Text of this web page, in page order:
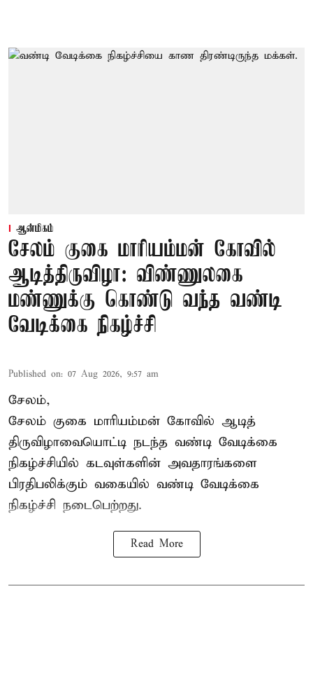
ஆன்மிகம்
சேலம் குகை மாரியம்மன் கோவில்
ஆடித்திருவிழா: விண்ணுலகை
மண்ணுக்கு கொண்டு வந்த வண்டி
வேடிக்கை நிகழ்ச்சி
Published on: 07 Aug 2026, 9:57 am
சேலம்,
சேலம் குகை மாரியம்மன் கோவில் ஆடித்
திருவிழாவையொட்டி நடந்த வண்டி வேடிக்கை
நிகழ்ச்சியில் கடவுள்களின் அவதாரங்களை
பிரதிபலிக்கும் வகையில் வண்டி வேடிக்கை
நிகழ்ச்சி நடைபெற்றது.
Read More